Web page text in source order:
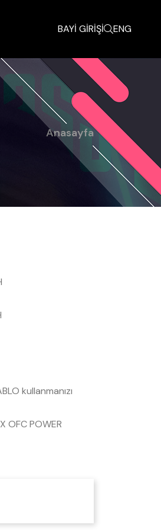
BAYİ GİRİŞİ ENG
Anasayfa
kullanmanızı
OFC POWER